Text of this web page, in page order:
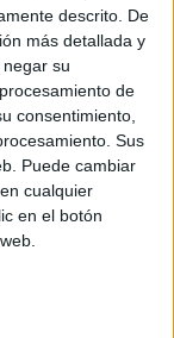
descrito. De
más detallada y
su
de
consentimiento,
Sus
Puede cambiar
cualquier
en el botón
Por su parte el
ha entregado 22